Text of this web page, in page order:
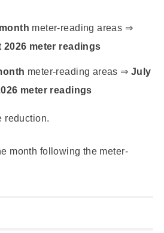
meter-reading areas ⇒
meter readings
meter-reading areas ⇒July
meter readings
reduction.
month following the meter-